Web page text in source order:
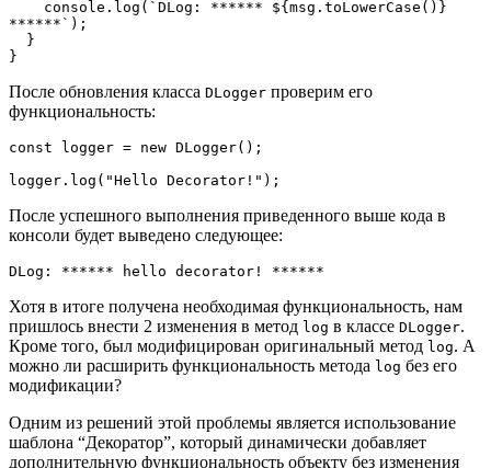
******`);
  }
}
После обновления класса DLogger проверим его
функциональность:
const logger = new DLogger();
logger.log("Hello Decorator!");
После успешного выполнения приведенного выше кода в
консоли будет выведено следующее:
DLog: ****** hello decorator! ******
Хотя в итоге получена необходимая функциональность, нам
пришлось внести 2 изменения в метод log в классе DLogger.
Кроме того, был модифицирован оригинальный метод log. А
можно ли расширить функциональность метода log без его
модификации?
Одним из решений этой проблемы является использование
шаблона “Декоратор”, который динамически добавляет
дополнительную функциональность объекту без изменения